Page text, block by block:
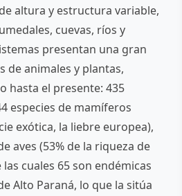
altura y estructura variable,
cuevas, ríos y
presentan una gran
de animales y plantas,
hasta el presente: 435
especies de mamíferos
exótica, la liebre europea),
aves (53% de la riqueza de
cuales 65 son endémicas
Alto Paraná, lo que la sitúa